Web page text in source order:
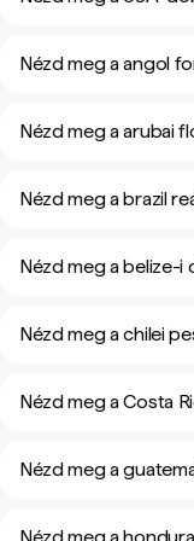
Nézd meg a angol
Nézd meg a arubai
Nézd meg a brazil
Nézd meg a belize-i
Nézd meg a chilei
Nézd meg a Costa
Nézd meg a